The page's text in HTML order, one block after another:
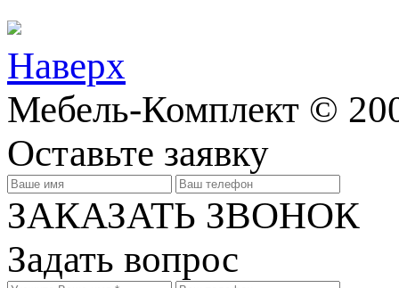
Наверх
Мебель-Комплект ©
Оставьте заявку
ЗАКАЗАТЬ ЗВОНОК
Задать вопрос